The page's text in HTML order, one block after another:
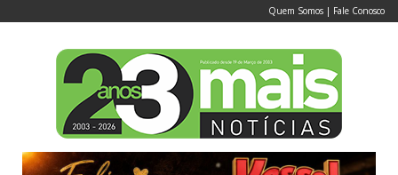
Quem Somos | Fale Conosco